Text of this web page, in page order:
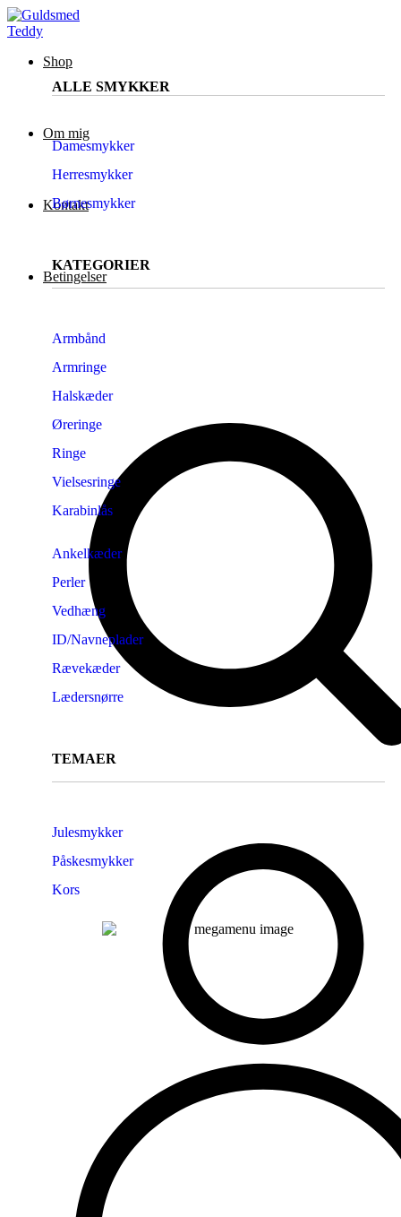
Shop
ALLE SMYKKER
Damesmykker
Herresmykker
Børnesmykker
KATEGORIER
Armbånd
Armringe
Halskæder
Øreringe
Ringe
Vielsesringe
Karabinlås
Ankelkæder
Perler
Vedhæng
ID/Navneplader
Rævekæder
Lædersnørre
TEMAER
Julesmykker
Påskesmykker
Kors
Om mig
Kontakt
Betingelser